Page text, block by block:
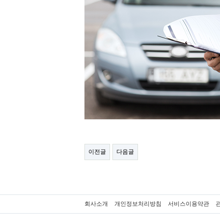
이전글 다음글
회사소개 개인정보처리방침 서비스이용약관